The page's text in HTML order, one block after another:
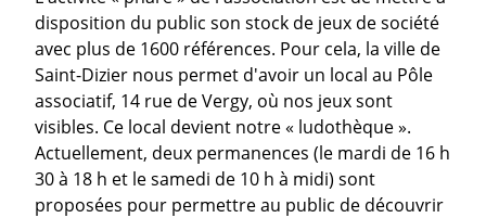
disposition du public son stock de jeux de société
avec plus de 1600 références. Pour cela, la ville de
Saint-Dizier nous permet d'avoir un local au Pôle
associatif, 14 rue de Vergy, où nos jeux sont
visibles. Ce local devient notre « ludothèque ».
Actuellement, deux permanences (le mardi de 16 h
30 à 18 h et le samedi de 10 h à midi) sont
proposées pour permettre au public de découvrir